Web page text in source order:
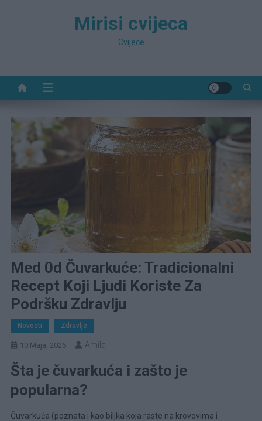
Mirisi cvijeca
Cvijece
Med 0d Čuvarkuće: Tradicionalni
Recept Koji Ljudi Koriste Za
Podršku Zdravlju
Novosti Zdravlje
10 Maja, 2026 Amila
Šta je čuvarkuća i zašto je
popularna?
Čuvarkuća (poznata i kao biljka koja raste na krovovima i